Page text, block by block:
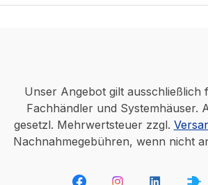
Unser Angebot gilt ausschließlich
Fachhändler und Systemhäuser.
gesetzl. Mehrwertsteuer zzgl.
Nachnahmegebühren, wenn nicht